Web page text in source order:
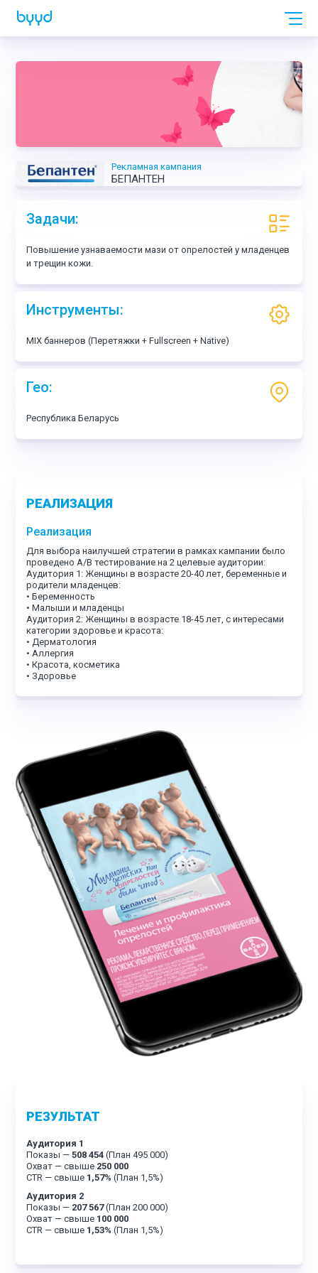
Рекламная кампания
БЕПАНТЕН
Задачи:
Повышение узнаваемости мази от опрелостей у младенцев
и трещин кожи.
Инструменты:
MIX баннеров (Перетяжки + Fullscreen + Native)
Гео:
Республика Беларусь
РЕАЛИЗАЦИЯ
Реализация
Для выбора наилучшей стратегии в рамках кампании было
проведено А/В тестирование на 2 целевые аудитории:
Аудитория 1: Женщины в возрасте 20-40 лет, беременные и
родители младенцев:
• Беременность
• Малыши и младенцы
Аудитория 2: Женщины в возрасте 18-45 лет, с интересами
категории здоровье и красота:
• Дерматология
• Аллергия
• Красота, косметика
• Здоровье
РЕЗУЛЬТАТ
Аудитория 1
Показы —508 454 (План 495 000)
Охват —свыше 250 000
CTR — свыше 1,57%(План 1,5%)
Аудитория 2
Показы — 207 567 (План 200 000)
Охват —свыше 100 000
CTR — свыше 1,53%(План 1,5%)